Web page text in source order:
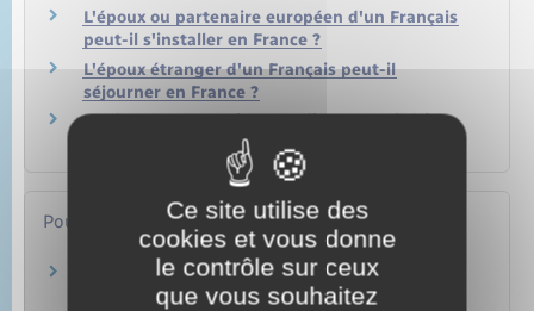
L'époux ou partenaire européen d'un Français
peut-il s'installer en France ?
L'époux étranger d'un Français peut-il
séjourner en France ?
Un étranger sans titre de séjour peut-il faire
venir sa famille en France ?
Pour en savoir plus
Étranger non européen : faire venir son époux
et ses enfants en France
Ce site utilise des
cookies et vous donne
le contrôle sur ceux
que vous souhaitez